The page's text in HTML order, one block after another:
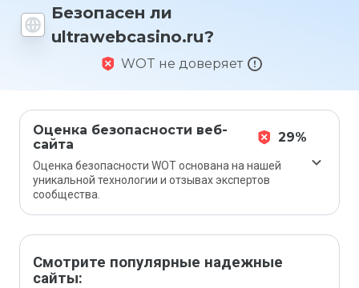
Безопасен ли
ultrawebcasino.ru?
WOT не доверяет
Оценка безопасности веб-
сайта
29%
Оценка безопасности WOT основана на нашей
уникальной технологии и отзывах экспертов
сообщества.
Смотрите популярные надежные
сайты:
1 до 5?